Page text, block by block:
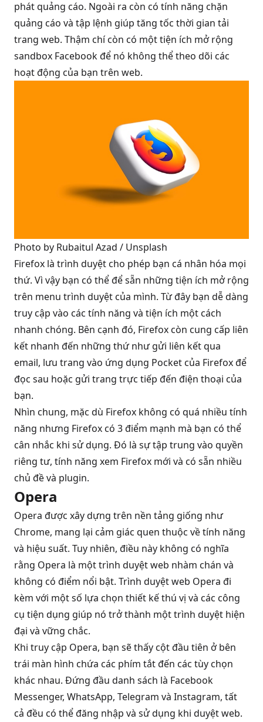
phát quảng cáo. Ngoài ra còn có tính năng chặn
quảng cáo và tập lệnh giúp tăng tốc thời gian tải
trang web. Thậm chí còn có một tiện ích mở rộng
sandbox Facebook để nó không thể theo dõi các
hoạt động của bạn trên web.
Photo by Rubaitul Azad / Unsplash
Firefox là trình duyệt cho phép bạn cá nhân hóa mọi
thứ. Vì vậy bạn có thể để sẵn những tiện ích mở rộng
trên menu trình duyệt của mình. Từ đây bạn dễ dàng
truy cập vào các tính năng và tiện ích một cách
nhanh chóng. Bên cạnh đó, Firefox còn cung cấp liên
kết nhanh đến những thứ như gửi liên kết qua
email, lưu trang vào ứng dụng Pocket của Firefox để
đọc sau hoặc gửi trang trực tiếp đến điện thoại của
bạn.
Nhìn chung, mặc dù Firefox không có quá nhiều tính
năng nhưng Firefox có 3 điểm mạnh mà bạn có thể
cân nhắc khi sử dụng. Đó là sự tập trung vào quyền
riêng tư, tính năng xem Firefox mới và có sẵn nhiều
chủ đề và plugin.
Opera
Opera được xây dựng trên nền tảng giống như
Chrome, mang lại cảm giác quen thuộc về tính năng
và hiệu suất. Tuy nhiên, điều này không có nghĩa
rằng Opera là một trình duyệt web nhàm chán và
không có điểm nổi bật. Trình duyệt web Opera đi
kèm với một số lựa chọn thiết kế thú vị và các công
cụ tiện dụng giúp nó trở thành một trình duyệt hiện
đại và vững chắc.
Khi truy cập Opera, bạn sẽ thấy cột đầu tiên ở bên
trái màn hình chứa các phím tắt đến các tùy chọn
khác nhau. Đứng đầu danh sách là Facebook
Messenger, WhatsApp, Telegram và Instagram, tất
cả đều có thể đăng nhập và sử dụng khi duyệt web.